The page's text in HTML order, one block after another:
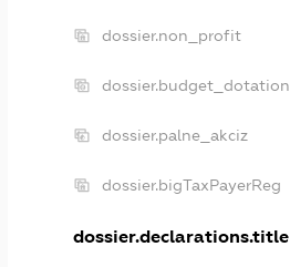
dossier.non_profit
dossier.budget_dotation
dossier.palne_akciz
dossier.bigTaxPayerReg
dossier.declarations.title